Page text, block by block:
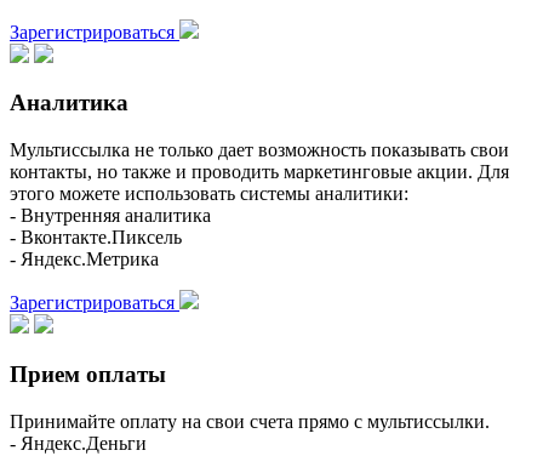
Зарегистрироваться
Аналитика
Мультиссылка не только дает возможность показывать свои
контакты, но также и проводить маркетинговые акции. Для
этого можете использовать системы аналитики:
- Внутренняя аналитика
- Вконтакте.Пиксель
- Яндекс.Метрика
Зарегистрироваться
Прием оплаты
Принимайте оплату на свои счета прямо с мультиссылки.
- Яндекс.Деньги